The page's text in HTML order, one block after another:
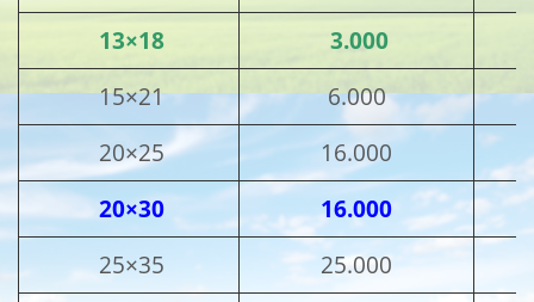
13×18
3.000
15×21
6.000
20×25
16.000
20×30
16.000
25×35
25.000